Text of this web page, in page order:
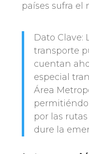
países sufra el
Dato Clave:
transporte
cuentan
especial
Área
por las
dure la